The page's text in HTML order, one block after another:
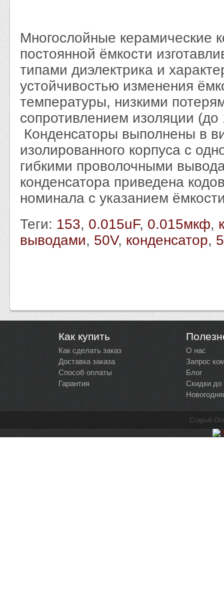
Многослойные керамические
постоянной ёмкости
типами диэлектрика и
устойчивостью изменения
температуры, низкими
сопротивлением изоляции
Конденсаторы выполнены в
изолированного корпуса с
гибкими проволочными
конденсатора приведена
номинала с указанием
Теги: 153, 0.015uF, 0.015мкф,
выводами, 50V, конденсатор,
Как купить
Как сделать заказ
Доставка заказа
Способ оплаты
Гарантия
О нас
Запрос
Блог
Скидки до
Старый